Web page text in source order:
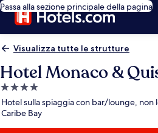
Passa alla sezione principale della pagina
Visualizza tutte le strutture
Hotel Monaco &
Struttura
a
4.0
stelle
Hotel sulla spiaggia con bar/lounge, non
Caribe Bay